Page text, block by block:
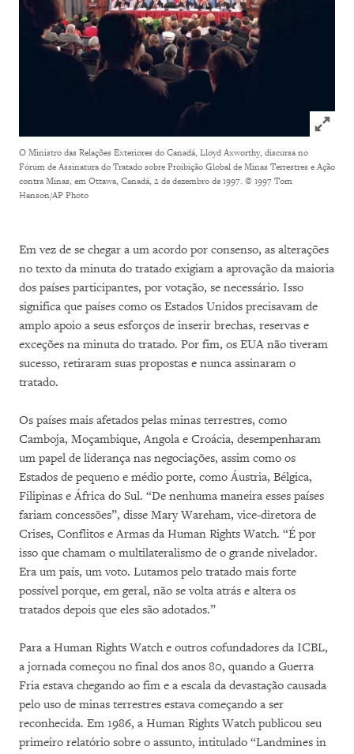
Click
O Ministro das Relações Exteriores do Canadá, Lloyd Axworthy, discursa no
Fórum de Assinatura do Tratado sobre Proibição Global de Minas Terrestres e Ação
contra Minas, em Ottawa, Canadá, 2 de dezembro de 1997. © 1997 Tom
Hanson/AP Photo
Em vez de se chegar a um acordo por consenso, as alterações
no texto da minuta do tratado exigiam a aprovação da maioria
dos países participantes, por votação, se necessário. Isso
significa que países como os Estados Unidos precisavam de
amplo apoio a seus esforços de inserir brechas, reservas e
exceções na minuta do tratado. Por fim, os EUA não tiveram
sucesso, retiraram suas propostas e nunca assinaram o
tratado.
Os países mais afetados pelas minas terrestres, como
Camboja, Moçambique, Angola e Croácia, desempenharam
um papel de liderança nas negociações, assim como os
Estados de pequeno e médio porte, como Áustria, Bélgica,
Filipinas e África do Sul. “De nenhuma maneira esses países
fariam concessões”, disse Mary Wareham, vice-diretora de
Crises, Conflitos e Armas da Human Rights Watch. “É por
isso que chamam o multilateralismo de o grande nivelador.
Era um país, um voto. Lutamos pelo tratado mais forte
possível porque, em geral, não se volta atrás e altera os
tratados depois que eles são adotados.”
Para a Human Rights Watch e outros cofundadores da ICBL,
a jornada começou no final dos anos 80, quando a Guerra
Fria estava chegando ao fim e a escala da devastação causada
pelo uso de minas terrestres estava começando a ser
reconhecida. Em 1986, a Human Rights Watch publicou seu
primeiro relatório sobre o assunto, intitulado “Landmines in